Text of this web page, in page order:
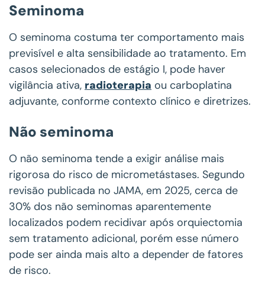
Seminoma
O seminoma costuma ter comportamento mais
previsível e alta sensibilidade ao tratamento. Em
casos selecionados de estágio I, pode haver
vigilância ativa, radioterapia ou carboplatina
adjuvante, conforme contexto clínico e diretrizes.
Não seminoma
O não seminoma tende a exigir análise mais
rigorosa do risco de micrometástases. Segundo
revisão publicada no JAMA, em 2025, cerca de
30% dos não seminomas aparentemente
localizados podem recidivar após orquiectomia
sem tratamento adicional, porém esse número
pode ser ainda mais alto a depender de fatores
de risco.